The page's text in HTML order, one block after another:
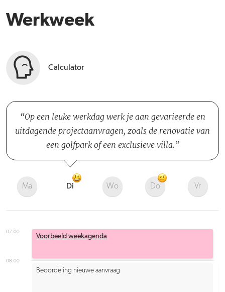
Werkweek
Calculator
Op een leuke werkdag werk je aan gevarieerde en
uitdagende projectaanvragen, zoals de renovatie van
een golfpark of een exclusieve villa.
Ma Di Wo Do Vr
07:00
08:00
Beoordeling nieuwe aanvraag
Voorbeeld weekagenda